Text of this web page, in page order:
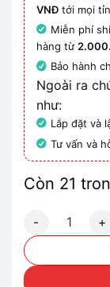
VNĐ tới mọi
Miễn phí
hàng từ
Bảo hành
Ngoài ra
như:
Lắp đặt và
Tư vấn và
Còn 21
CB chống giật